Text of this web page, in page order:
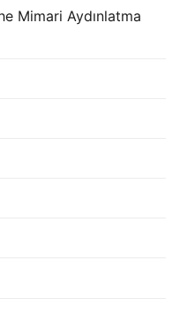
Mimari Aydınlatma